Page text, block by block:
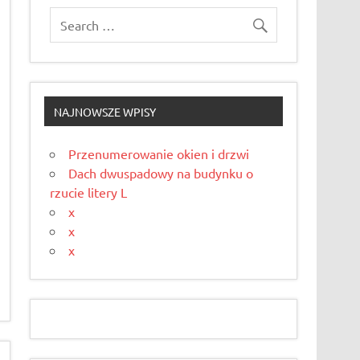
NAJNOWSZE WPISY
Przenumerowanie okien i drzwi
Dach dwuspadowy na budynku o
rzucie litery L
x
x
x